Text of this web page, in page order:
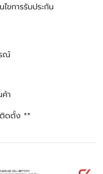
ขการรับประกัน
ณ์
า
ดตั้ง **